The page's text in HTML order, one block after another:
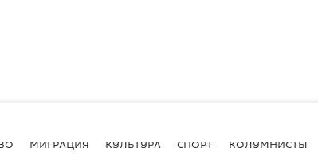
МИГРАЦИЯ КУЛЬТУРА СПОРТ КОЛУМНИСТЫ